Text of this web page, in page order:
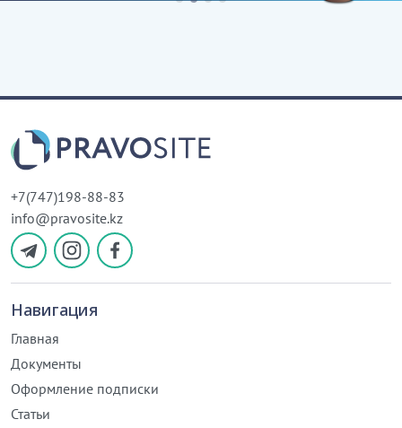
+7(747)198-88-83
info@pravosite.kz
Навигация
Главная
Документы
Оформление подписки
Статьи